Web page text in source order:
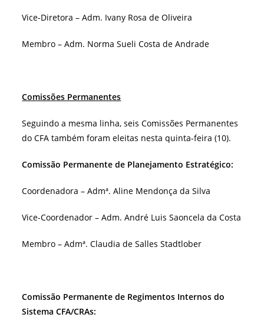
Vice-Diretora – Adm. Ivany Rosa de Oliveira
Membro – Adm. Norma Sueli Costa de Andrade
Comissões Permanentes
Seguindo a mesma linha, seis Comissões Permanentes
do CFA também foram eleitas nesta quinta-feira (10).
Comissão Permanente de Planejamento Estratégico:
Coordenadora – Admª. Aline Mendonça da Silva
Vice-Coordenador – Adm. André Luis Saoncela da Costa
Membro – Admª. Claudia de Salles Stadtlober
Comissão Permanente de Regimentos Internos do
Sistema CFA/CRAs: